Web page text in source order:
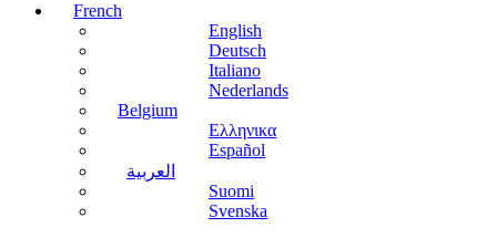
French
English
Deutsch
Italiano
Nederlands
Belgium
Ελληνικα
Español
العربية
Suomi
Svenska